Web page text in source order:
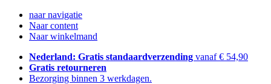
naar navigatie
Naar content
Naar winkelmand
Nederland: Gratis standaardverzending vanaf € 54,90
Gratis retourneren
Bezorging binnen 3 werkdagen.